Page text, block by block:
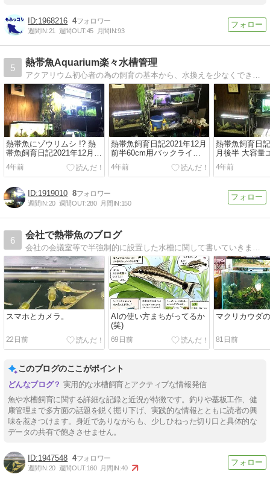
1968216 4
週間IN:21 週間OUT:45 月間IN:93
5
熱帯魚Aquarium楽々水槽管理
熱帯魚にゾウリムシ !? 熱
帯魚飼育日記2021年12月後
半
4年前
熱帯魚飼育日記2021年12月
前半60cm用バックライト
導入
4年前
熱帯魚飼育日
月後半 大容量
導入
4年前
1919010 8
週間IN:20 週間OUT:280 月間IN:150
6
会社で熱帯魚のブログ
スマホとカメラ。
22日前
AIの使い方まちがってるか
(笑)
69日前
マクリカウダ
81日前
このブログのここがポイント
実用的な水槽飼育とアクティブな情報発信
魚や水槽飼育に関する詳細な記録と近況が特徴です。釣りや基板工作、健
康管理まで多方面の話題を鋭く掘り下げ、実践的な情報とともに読者の興
味を惹きつけます。身近でありながらも、少しひねった切り口と具体的な
データの共有で飽きさせません。
1947548 4
週間IN:20 週間OUT:160 月間IN:40